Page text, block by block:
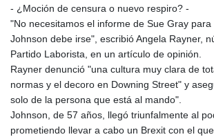
- ¿Moción de censura o nuevo respiro? -
"No necesitamos el informe de Sue Gray
Johnson debe irse", escribió Angela Rayner,
Partido Laborista, en un artículo de opinión.
Rayner denunció "una cultura muy clara de
normas y el decoro en Downing Street" y
solo de la persona que está al mando".
Johnson, de 57 años, llegó triunfalmente al
prometiendo llevar a cabo un Brexit con el